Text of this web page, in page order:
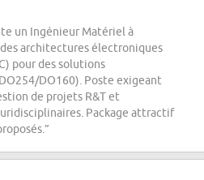
un Ingénieur Matériel à
architectures électroniques
pour des solutions
DO160). Poste exigeant
de projets R&T et
Package attractif